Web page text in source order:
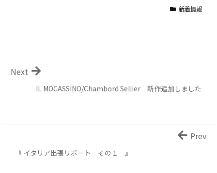
新着情報
IL MOCASSINO/Chambord Sellier 新作追加しました
Next
『 イタリア出張リポート その１ 』
Prev